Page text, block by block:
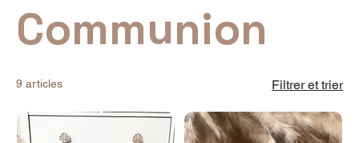
Communion
9 articles Filtrer et trier